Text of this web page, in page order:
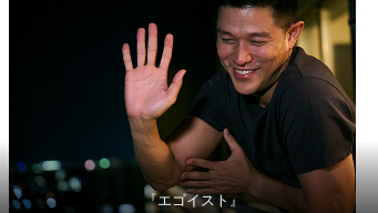
『エゴイスト』